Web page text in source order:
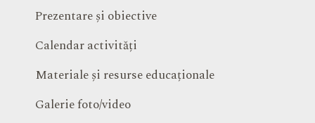
Prezentare și obiective
Calendar activități
Materiale și resurse educaționale
Galerie foto/video